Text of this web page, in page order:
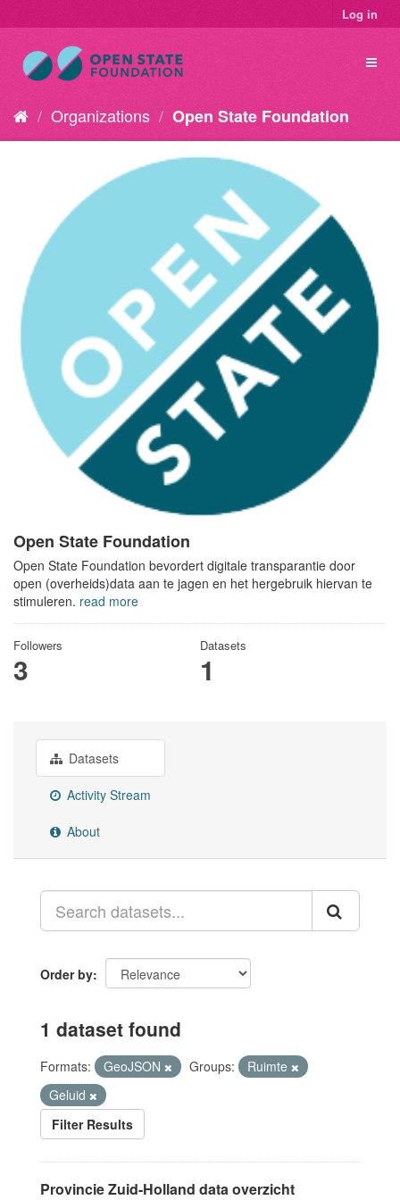
Log in
Organizations Open State Foundation
Open State Foundation
Open State Foundation bevordert digitale transparantie door
open (overheids)data aan te jagen en het hergebruik hiervan te
stimuleren. read more
Followers
3
Datasets
1
Datasets
Activity Stream
About
Order by
1 dataset found
Formats: GeoJSON Groups:
Ruimte
Geluid
Filter Results
Provincie Zuid-Holland data overzicht